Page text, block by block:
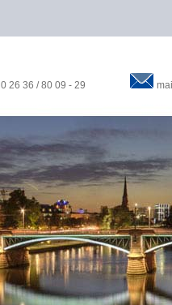
0 26 36 / 80 09 - 29